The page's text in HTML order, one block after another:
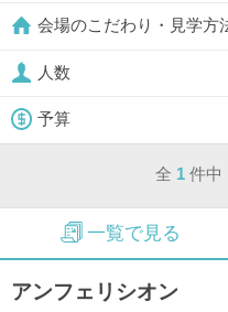
会場のこだわり・見学方
人数
予算
全 1 件
一覧で見る
アンフェリシオン